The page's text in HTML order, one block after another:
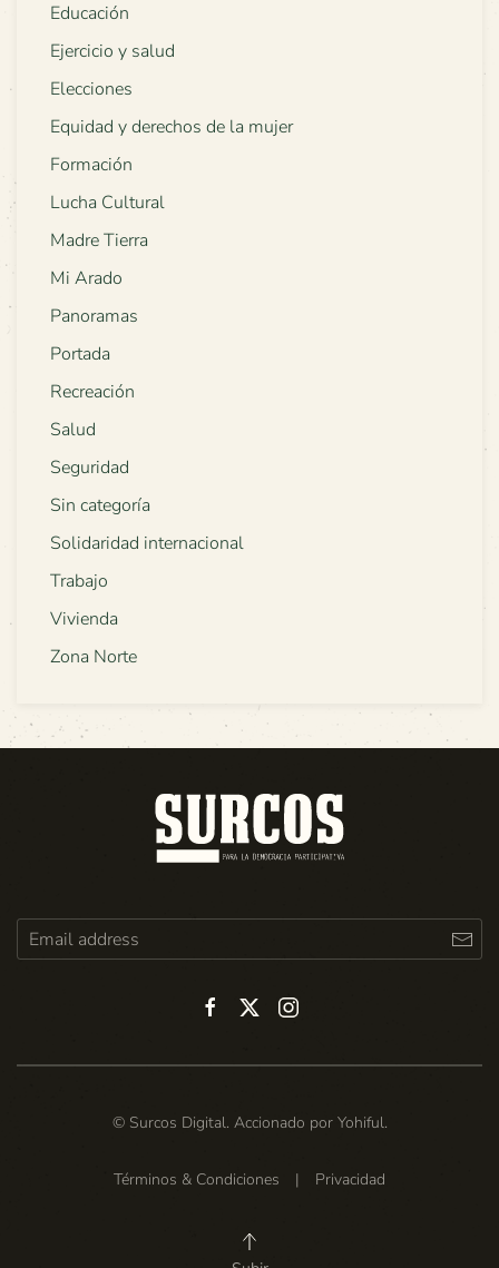
Educación
Ejercicio y salud
Elecciones
Equidad y derechos de la mujer
Formación
Lucha Cultural
Madre Tierra
Mi Arado
Panoramas
Portada
Recreación
Salud
Seguridad
Sin categoría
Solidaridad internacional
Trabajo
Vivienda
Zona Norte
© Surcos Digital. Accionado por Yohiful.
Términos & Condiciones | Privacidad